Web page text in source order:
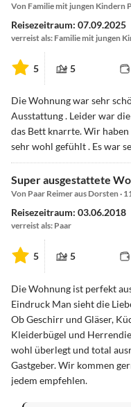
Von Familie mit jungen Kindern
Reisezeitraum: 07.09.2025
verreist als: Familie mit jungen
5 5
Die Wohnung war sehr
Ausstattung . Leider war
das Bett knarrte. Wir
sehr wohl gefühlt . Es war
Super ausgestattete
Von Paar Reimer aus Dorsten ·
Reisezeitraum: 03.06.2018
verreist als: Paar
5 5
Die Wohnung ist perfekt
Eindruck Man sieht die
Ob Geschirr und Gläser,
Kleiderbügel und
wohl überlegt und total
Gastgeber. Wir kommen
jedem empfehlen.